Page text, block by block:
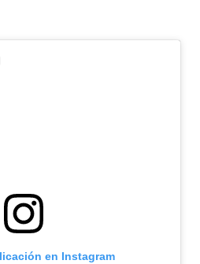
en Instagram